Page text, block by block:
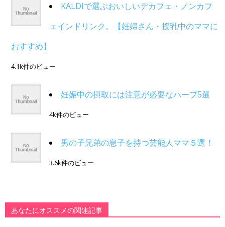
KALDIで選ぶおいしいデカフェ・ノンカフ
ェインドリンク。【妊婦さん・授乳中のママに
おすすめ】
4.1k件のビュー
妊娠中の摂取には注意が必要なハーブ5選
4k件のビュー
男の子兄弟の息子を持つ芸能人ママ５選！
3.6k件のビュー
あなたにオススメの関連記事